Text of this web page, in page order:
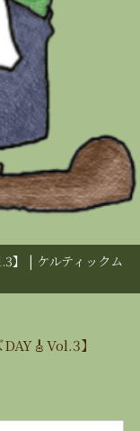
】 | ケルティックム
】